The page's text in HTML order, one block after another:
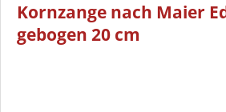
Kornzange nach Maier
gebogen 20 cm